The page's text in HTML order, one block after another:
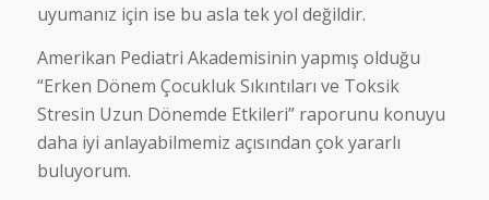
uyumanız için ise bu asla tek yol değildir.
Amerikan Pediatri Akademisinin yapmış olduğu
“Erken Dönem Çocukluk Sıkıntıları ve Toksik
Stresin Uzun Dönemde Etkileri” raporunu konuyu
daha iyi anlayabilmemiz açısından çok yararlı
buluyorum.